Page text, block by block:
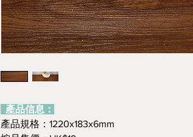
產品信息：
產品規格：1220x183x6mm